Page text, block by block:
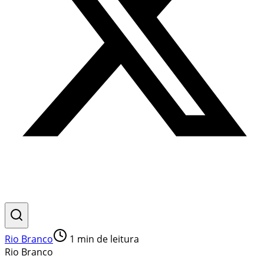
Rio Branco 1 min de leitura
Rio Branco